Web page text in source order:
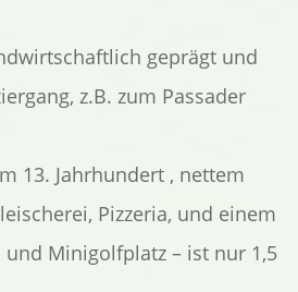
geprägt und
z.B. zum Passader
13. Jahrhundert , nettem
Pizzeria, und einem
Minigolfplatz – ist nur 1,5